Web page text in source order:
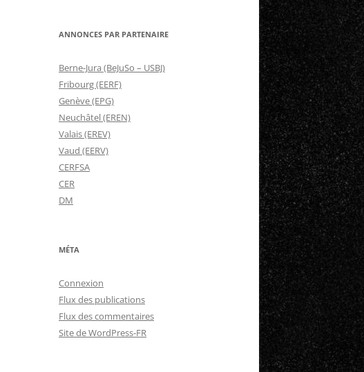
ANNONCES PAR PARTENAIRE
Berne-Jura (BeJuSo – USBJ)
Fribourg (EERF)
Genève (EPG)
Neuchâtel (EREN)
Valais (EREV)
Vaud (EERV)
CERFSA
CER
DM
MÉTA
Connexion
Flux des publications
Flux des commentaires
Site de WordPress-FR